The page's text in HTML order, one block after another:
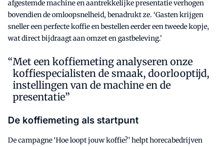
afgestemde machine en aantrekkelijke presentatie verhogen
bovendien de omloopsnelheid, benadrukt ze. ‘Gasten krijgen
sneller een perfecte koffie en bestellen eerder een tweede kopje,
wat direct bijdraagt aan omzet en gastbeleving.’
Met een koffiemeting analyseren onze
koffiespecialisten de smaak, doorlooptijd,
instellingen van de machine en de
presentatie”
De koffiemeting als startpunt
De campagne ‘Hoe loopt jouw koffie?’ helpt horecabedrijven